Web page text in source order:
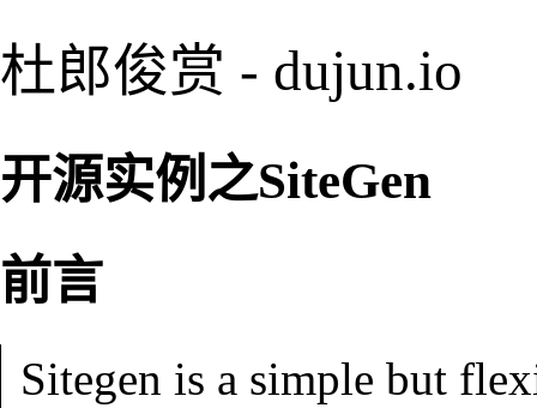
杜郎俊赏 - dujun.io
开源实例之SiteGen
前言
Sitegen is a simple but